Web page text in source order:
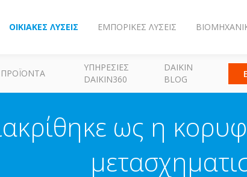
ΟΙΚΙΑΚΈΣ ΛΎΣΕΙΣ ΕΜΠΟΡΙΚΈΣ ΛΎΣΕΙΣ
ΠΡΟΪΌΝΤΑ
ΥΠΗΡΕΣΊΕΣ
DAIKIN360
DAIKIN
BLOG
ως η